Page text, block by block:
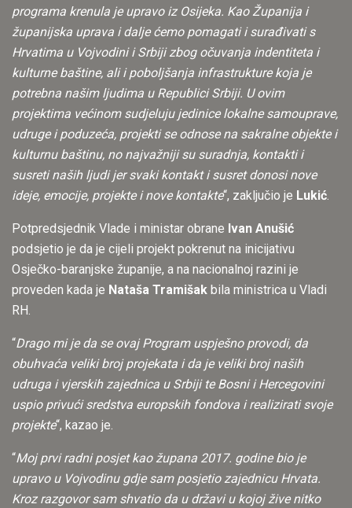
programa krenula je upravo iz Osijeka. Kao Županija i
županijska uprava i dalje ćemo pomagati i surađivati s
Hrvatima u Vojvodini i Srbiji zbog očuvanja indentiteta i
kulturne baštine, ali i poboljšanja infrastrukture koja je
potrebna našim ljudima u Republici Srbiji. U ovim
projektima većinom sudjeluju jedinice lokalne samouprave,
udruge i poduzeća, projekti se odnose na sakralne objekte i
kulturnu baštinu, no najvažniji su suradnja, kontakti i
susreti naših ljudi jer svaki kontakt i susret donosi nove
ideje, emocije, projekte i nove kontakte“, zaključio je Lukić.
Potpredsjednik Vlade i ministar obrane Ivan Anušić
podsjetio je da je cijeli projekt pokrenut na inicijativu
Osječko-baranjske županije, a na nacionalnoj razini je
proveden kada je Nataša Tramišak bila ministrica u Vladi
RH.
“Drago mi je da se ovaj Program uspješno provodi, da
obuhvaća veliki broj projekata i da je veliki broj naših
udruga i vjerskih zajednica u Srbiji te Bosni i Hercegovini
uspio privući sredstva europskih fondova i realizirati svoje
projekte“, kazao je.
“Moj prvi radni posjet kao župana 2017. godine bio je
upravo u Vojvodinu gdje sam posjetio zajednicu Hrvata.
Kroz razgovor sam shvatio da u državi u kojoj žive nitko